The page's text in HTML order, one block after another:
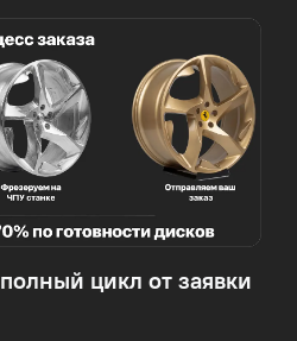
цикл от заявки